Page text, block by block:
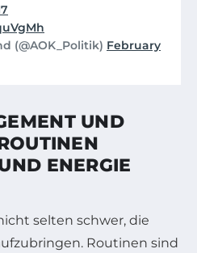
(@AOK_Politik) February
UND
ENERGIE
selten schwer, die
Routinen sind